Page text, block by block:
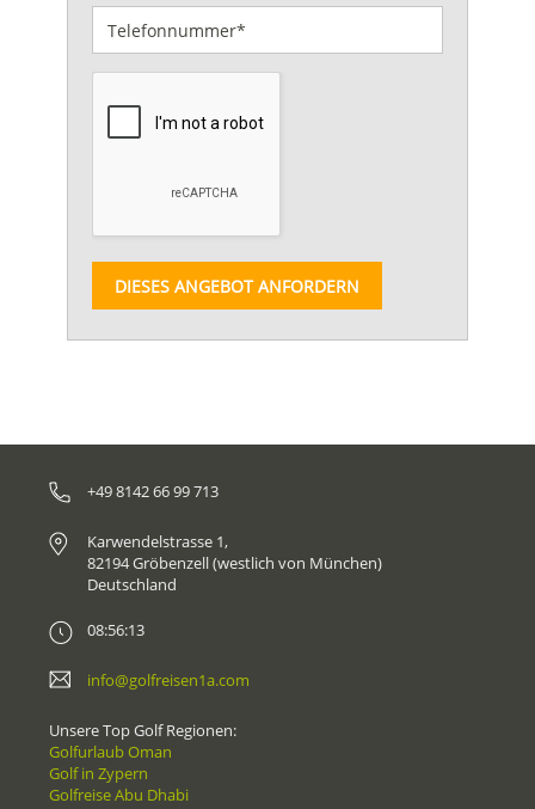
DIESES ANGEBOT ANFORDERN
+49 8142 66 99 713
Karwendelstrasse 1,
82194 Gröbenzell (westlich von München)
Deutschland
08:56:13
info@golfreisen1a.com
Unsere Top Golf Regionen:
Golfurlaub Oman
Golf in Zypern
Golfreise Abu Dhabi